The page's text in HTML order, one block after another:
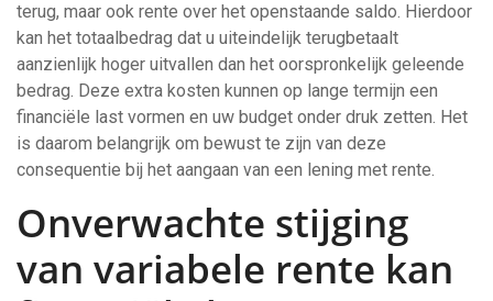
terug, maar ook rente over het openstaande saldo. Hierdoor
kan het totaalbedrag dat u uiteindelijk terugbetaalt
aanzienlijk hoger uitvallen dan het oorspronkelijk geleende
bedrag. Deze extra kosten kunnen op lange termijn een
financiële last vormen en uw budget onder druk zetten. Het
is daarom belangrijk om bewust te zijn van deze
consequentie bij het aangaan van een lening met rente.
Onverwachte stijging
van variabele rente kan